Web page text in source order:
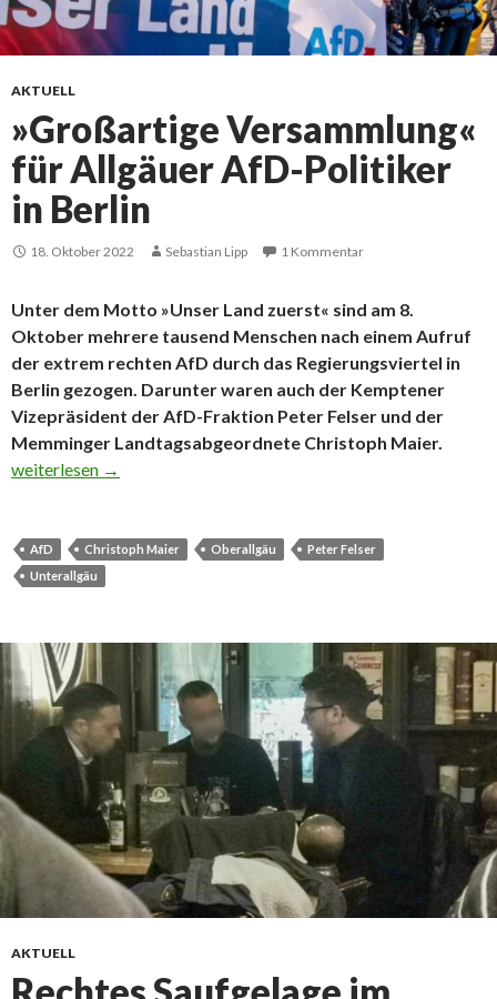
AKTUELL
»Großartige Versammlung«
für Allgäuer AfD-Politiker
in Berlin
18. Oktober 2022 Sebastian Lipp 1 Kommentar
Unter dem Motto »Unser Land zuerst« sind am 8.
Oktober mehrere tausend Menschen nach einem Aufruf
der extrem rechten AfD durch das Regierungsviertel in
Berlin gezogen. Darunter waren auch der Kemptener
Vizepräsident der AfD-Fraktion Peter Felser und der
Memminger Landtagsabgeordnete Christoph Maier.
»Großartige Versammlung« für Allgäuer AfD-Politiker in Berlin
weiterlesen →
AfD Christoph Maier Oberallgäu
Peter Felser
Unterallgäu
AKTUELL